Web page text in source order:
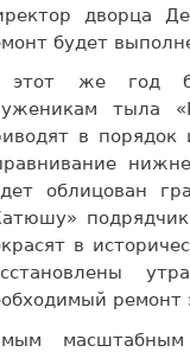
дворца
будет
же год
тыла
в порядок
облицован
в
ремонт
масштабным